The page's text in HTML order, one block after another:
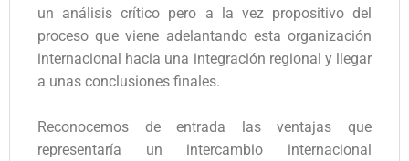
un análisis crítico pero a la vez propositivo del
proceso que viene adelantando esta organización
internacional hacia una integración regional y llegar
a unas conclusiones finales.
Reconocemos de entrada las ventajas que
representaría un intercambio internacional